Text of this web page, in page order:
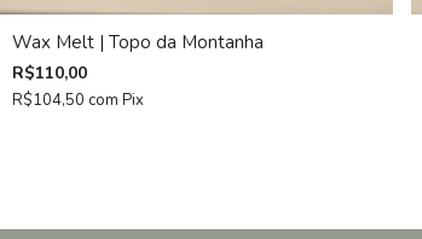
Wax Melt | Topo da Montanha
R$110,00
R$104,50 com Pix